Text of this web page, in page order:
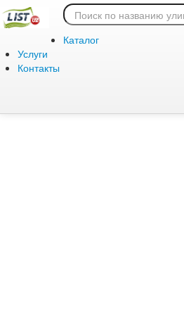
Каталог
Услуги
Контакты
Ошибка 404: